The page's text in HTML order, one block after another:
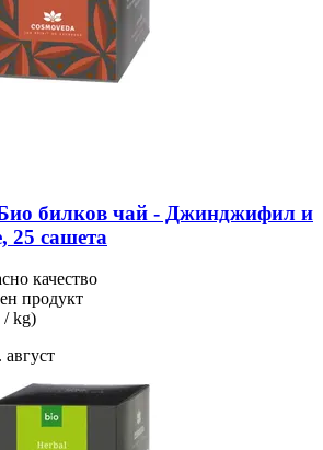
билков чай -​ Джинджифил и
25 сашета
качество
продукт
/ kg)